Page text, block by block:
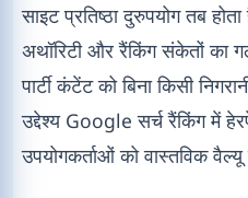
साइट प्रतिष्ठा दुरुपयोग तब
अथॉरिटी और रैंकिंग संकेतों का
पार्टी कंटेंट को बिना किसी
उद्देश्य Google सर्च रैंकिंग में
उपयोगकर्ताओं को वास्तविक वैल्यू